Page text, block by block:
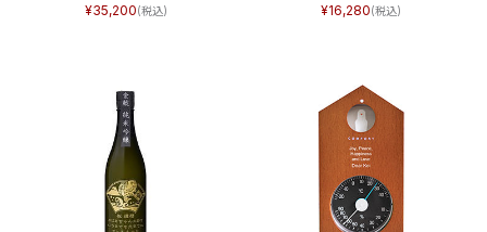
35,200
16,280